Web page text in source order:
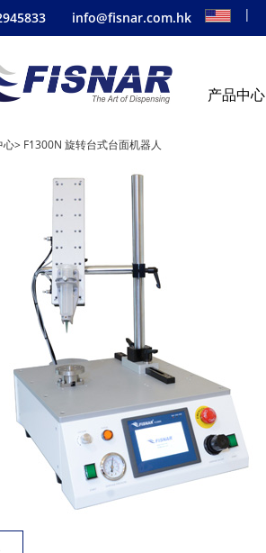
info@fisnar.com.hk |
产品中心
心> F1300N 旋转台式台面机器人